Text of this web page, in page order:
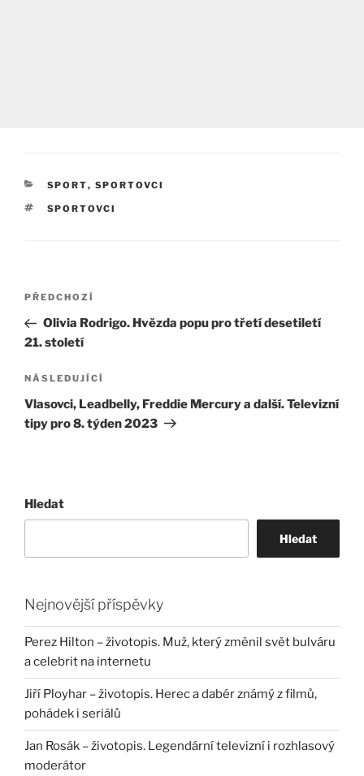
RUBRIKY
SPORT, SPORTOVCI
ŠTÍTKY
SPORTOVCI
Navigace
příspěvek
Předchozí
příspěvek
PŘEDCHOZÍ
Olivia Rodrigo. Hvězda popu pro třetí desetiletí
21. století
Následující
příspěvek
NÁSLEDUJÍCÍ
Vlasovci, Leadbelly, Freddie Mercury a další. Televizní
tipy pro 8. týden 2023
Hledat
Hledat
Nejnovější příspěvky
Perez Hilton – životopis. Muž, který změnil svět bulváru
a celebrit na internetu
Jiří Ployhar – životopis. Herec a dabér známý z filmů,
pohádek i seriálů
Jan Rosák – životopis. Legendární televizní i rozhlasový
moderátor